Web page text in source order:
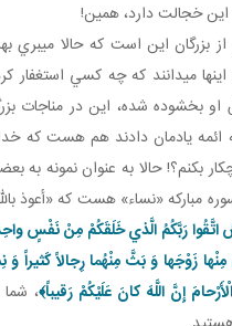
خجالت دارد، همين!
از بزرگان اين است که حالا مي
مي دانند که چه کسي
بخشوده شده، اين در مناجات
ائمه يادمان دادند هم هست که
بکنم؟! حالا به عنوان نمونه به
مبارکه «نساء» هست که «أعوذ
اتَّقُوا رَبَّكُمُ الَّذي خَلَقَكُمْ مِنْ نَفْسٍ
زَوْجَها وَ بَثَّ مِنْهُما رِجالاً كَثيراً وَ
إِنَّ اللَّهَ كانَ عَلَيْكُمْ رَقيباً﴾،